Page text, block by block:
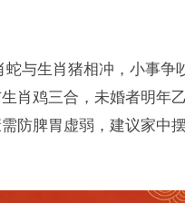
蛇与生肖猪相冲，小事争
肖鸡三合，未婚者明年
防脾胃虚弱，建议家中